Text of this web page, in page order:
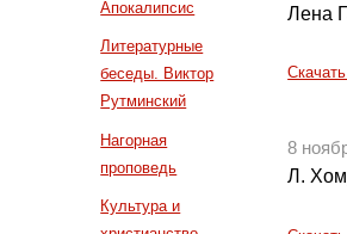
Апокалипсис
Литературные
беседы. Виктор
Рутминский
Нагорная
проповедь
Культура и
Лена
8
Л.